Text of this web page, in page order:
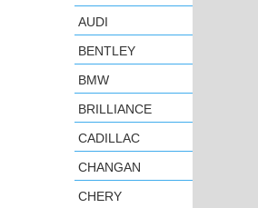
AUDI
BENTLEY
BMW
BRILLIANCE
CADILLAC
CHANGAN
CHERY